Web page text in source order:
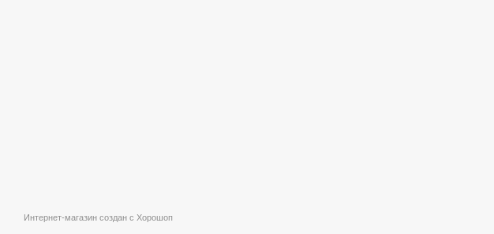
Интернет-магазин создан с Хорошоп